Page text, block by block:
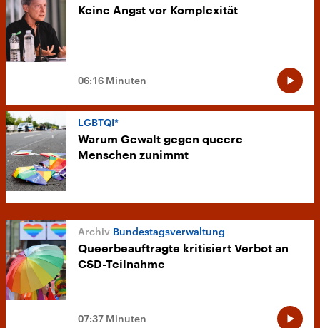
Keine Angst vor Komplexität
06:16 Minuten
LGBTQI*
Warum Gewalt gegen queere
Menschen zunimmt
Bundestagsverwaltung
Queerbeauftragte kritisiert Verbot an
CSD-Teilnahme
07:37 Minuten